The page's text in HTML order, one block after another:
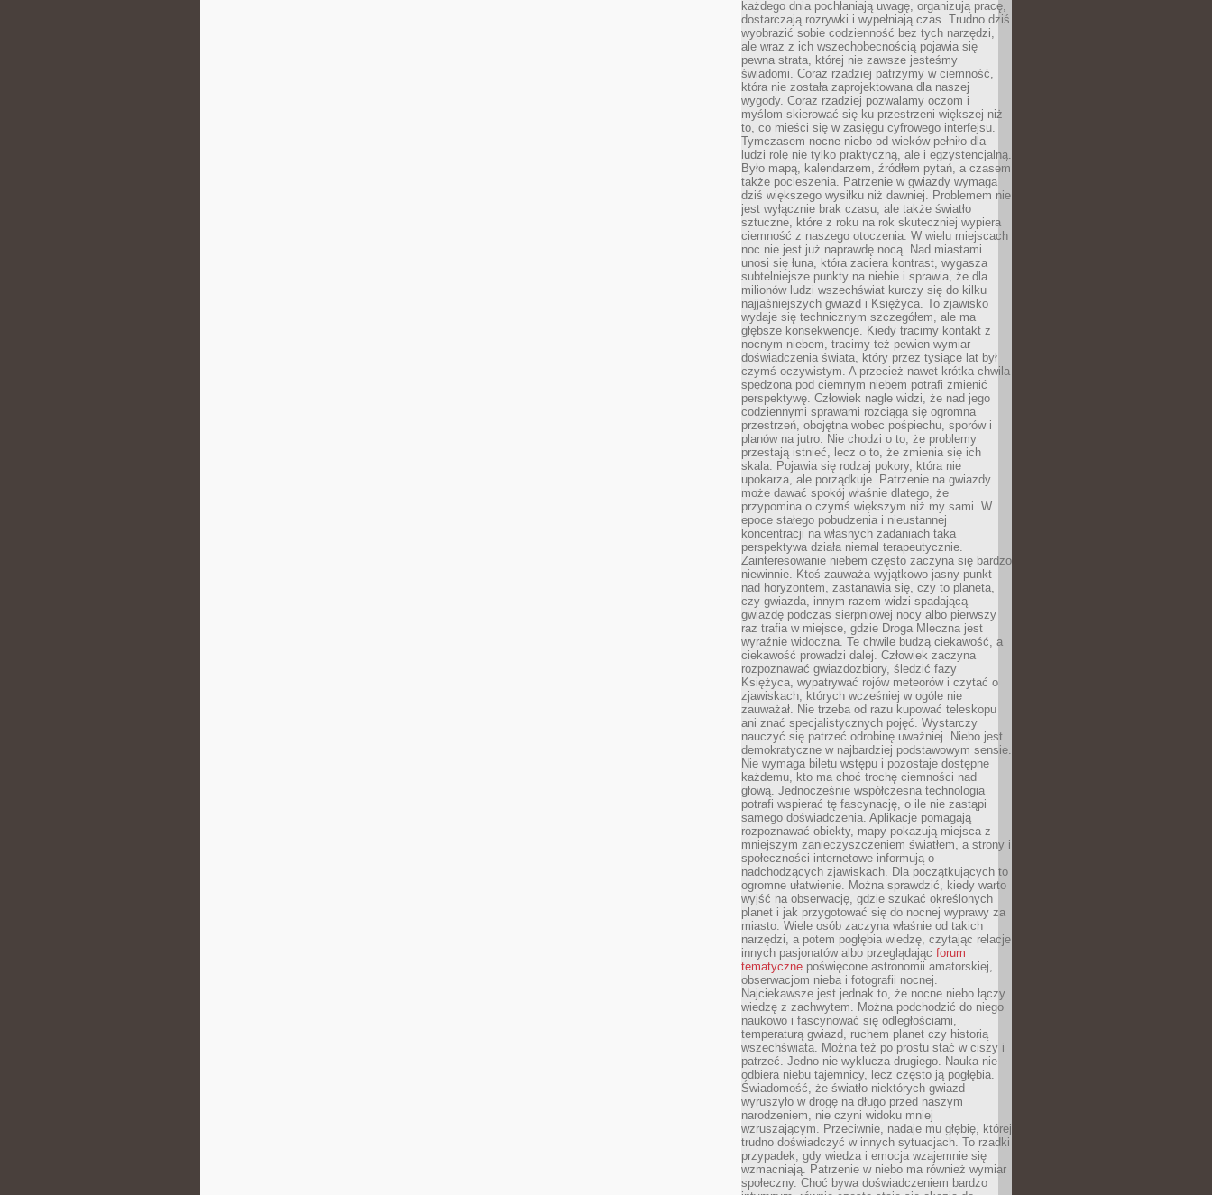
każdego dnia pochłaniają uwagę, organizują pracę,
dostarczają rozrywki i wypełniają czas. Trudno dziś
wyobrazić sobie codzienność bez tych narzędzi,
ale wraz z ich wszechobecnością pojawia się
pewna strata, której nie zawsze jesteśmy
świadomi. Coraz rzadziej patrzymy w ciemność,
która nie została zaprojektowana dla naszej
wygody. Coraz rzadziej pozwalamy oczom i
myślom skierować się ku przestrzeni większej niż
to, co mieści się w zasięgu cyfrowego interfejsu.
Tymczasem nocne niebo od wieków pełniło dla
ludzi rolę nie tylko praktyczną, ale i egzystencjalną.
Było mapą, kalendarzem, źródłem pytań, a czasem
także pocieszenia. Patrzenie w gwiazdy wymaga
dziś większego wysiłku niż dawniej. Problemem nie
jest wyłącznie brak czasu, ale także światło
sztuczne, które z roku na rok skuteczniej wypiera
ciemność z naszego otoczenia. W wielu miejscach
noc nie jest już naprawdę nocą. Nad miastami
unosi się łuna, która zaciera kontrast, wygasza
subtelniejsze punkty na niebie i sprawia, że dla
milionów ludzi wszechświat kurczy się do kilku
najjaśniejszych gwiazd i Księżyca. To zjawisko
wydaje się technicznym szczegółem, ale ma
głębsze konsekwencje. Kiedy tracimy kontakt z
nocnym niebem, tracimy też pewien wymiar
doświadczenia świata, który przez tysiące lat był
czymś oczywistym. A przecież nawet krótka chwila
spędzona pod ciemnym niebem potrafi zmienić
perspektywę. Człowiek nagle widzi, że nad jego
codziennymi sprawami rozciąga się ogromna
przestrzeń, obojętna wobec pośpiechu, sporów i
planów na jutro. Nie chodzi o to, że problemy
przestają istnieć, lecz o to, że zmienia się ich
skala. Pojawia się rodzaj pokory, która nie
upokarza, ale porządkuje. Patrzenie na gwiazdy
może dawać spokój właśnie dlatego, że
przypomina o czymś większym niż my sami. W
epoce stałego pobudzenia i nieustannej
koncentracji na własnych zadaniach taka
perspektywa działa niemal terapeutycznie.
Zainteresowanie niebem często zaczyna się bardzo
niewinnie. Ktoś zauważa wyjątkowo jasny punkt
nad horyzontem, zastanawia się, czy to planeta,
czy gwiazda, innym razem widzi spadającą
gwiazdę podczas sierpniowej nocy albo pierwszy
raz trafia w miejsce, gdzie Droga Mleczna jest
wyraźnie widoczna. Te chwile budzą ciekawość, a
ciekawość prowadzi dalej. Człowiek zaczyna
rozpoznawać gwiazdozbiory, śledzić fazy
Księżyca, wypatrywać rojów meteorów i czytać o
zjawiskach, których wcześniej w ogóle nie
zauważał. Nie trzeba od razu kupować teleskopu
ani znać specjalistycznych pojęć. Wystarczy
nauczyć się patrzeć odrobinę uważniej. Niebo jest
demokratyczne w najbardziej podstawowym sensie.
Nie wymaga biletu wstępu i pozostaje dostępne
każdemu, kto ma choć trochę ciemności nad
głową. Jednocześnie współczesna technologia
potrafi wspierać tę fascynację, o ile nie zastąpi
samego doświadczenia. Aplikacje pomagają
rozpoznawać obiekty, mapy pokazują miejsca z
mniejszym zanieczyszczeniem światłem, a strony i
społeczności internetowe informują o
nadchodzących zjawiskach. Dla początkujących to
ogromne ułatwienie. Można sprawdzić, kiedy warto
wyjść na obserwację, gdzie szukać określonych
planet i jak przygotować się do nocnej wyprawy za
miasto. Wiele osób zaczyna właśnie od takich
narzędzi, a potem pogłębia wiedzę, czytając relacje
innych pasjonatów albo przeglądając forum
tematyczne poświęcone astronomii amatorskiej,
obserwacjom nieba i fotografii nocnej.
Najciekawsze jest jednak to, że nocne niebo łączy
wiedzę z zachwytem. Można podchodzić do niego
naukowo i fascynować się odległościami,
temperaturą gwiazd, ruchem planet czy historią
wszechświata. Można też po prostu stać w ciszy i
patrzeć. Jedno nie wyklucza drugiego. Nauka nie
odbiera niebu tajemnicy, lecz często ją pogłębia.
Świadomość, że światło niektórych gwiazd
wyruszyło w drogę na długo przed naszym
narodzeniem, nie czyni widoku mniej
wzruszającym. Przeciwnie, nadaje mu głębię, której
trudno doświadczyć w innych sytuacjach. To rzadki
przypadek, gdy wiedza i emocja wzajemnie się
wzmacniają. Patrzenie w niebo ma również wymiar
społeczny. Choć bywa doświadczeniem bardzo